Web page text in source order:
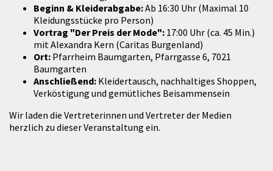
Beginn & Kleiderabgabe:Ab 16:30 Uhr (Maximal 10
Kleidungsstücke pro Person)
Vortrag "Der Preis der Mode": 17:00 Uhr (ca. 45 Min.)
mit Alexandra Kern (Caritas Burgenland)
Ort: Pfarrheim Baumgarten, Pfarrgasse 6, 7021
Baumgarten
Anschließend: Kleidertausch, nachhaltiges Shoppen,
Verköstigung und gemütliches Beisammensein
Wir laden die Vertreterinnen und Vertreter der Medien
herzlich zu dieser Veranstaltung ein.